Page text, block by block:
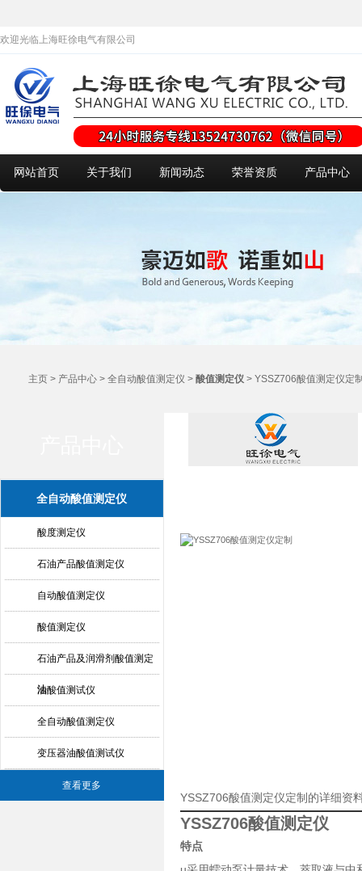
欢迎光临上海旺徐电气有限公司
网站首页 关于我们 新闻动态 荣誉资质 产品中心
主页 > 产品中心 > 全自动酸值测定仪 > 酸值测定仪 > YSSZ706酸值测定仪定
全自动酸值测定仪
酸度测定仪
石油产品酸值测定仪
自动酸值测定仪
酸值测定仪
石油产品及润滑剂酸值测定
法
油酸值测试仪
全自动酸值测定仪
变压器油酸值测试仪
查看更多
YSSZ706酸值测定仪定制的详细资
YSSZ706酸值测定仪
特点